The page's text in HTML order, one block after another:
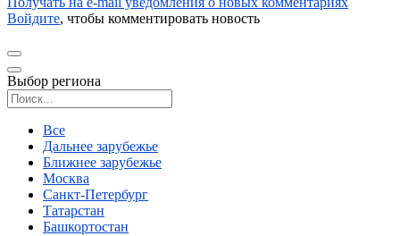
Войдите, чтобы комментировать новость
Выбор региона
Все
Дальнее зарубежье
Ближнее зарубежье
Москва
Санкт-Петербург
Татарстан
Башкортостан